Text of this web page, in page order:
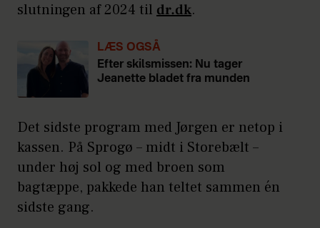
slutningen af 2024 til dr.dk.
LÆS OGSÅ
Efter skilsmissen: Nu tager
Jeanette bladet fra munden
Det sidste program med Jørgen er netop i
kassen. På Sprogø – midt i Storebælt –
under høj sol og med broen som
bagtæppe, pakkede han teltet sammen én
sidste gang.